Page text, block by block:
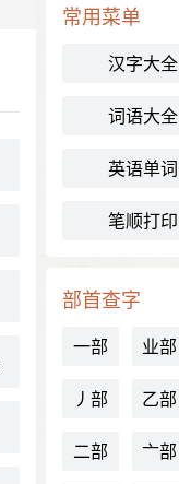
常用菜单
汉字大全
词语大全
英语单词
笔顺打印
部首查字
一部 业部
丿部 乙部
二部 亠部